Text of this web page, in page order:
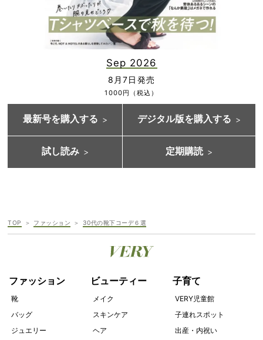
Sep 2026
8月7日発売
1000円（税込）
最新号を購入する デジタル版を購入する
試し読み 定期購読
TOP ファッション 30代の靴下コーデ６選
ファッション
靴
バッグ
ジュエリー
ビューティー
メイク
スキンケア
ヘア
子育て
VERY児童館
子連れスポット
出産・内祝い